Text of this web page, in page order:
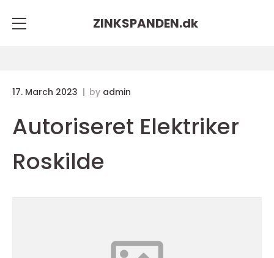
ZINKSPANDEN.dk
17. March 2023 by admin
Autoriseret Elektriker
Roskilde